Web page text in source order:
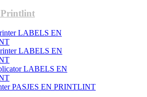
Printlint
LABELS EN
LABELS EN
LABELS EN
PASJES EN PRINTLINT